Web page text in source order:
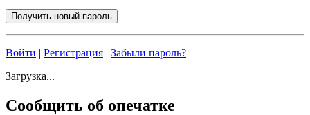
Войти | Регистрация | Забыли пароль?
Загрузка...
Сообщить об опечатке